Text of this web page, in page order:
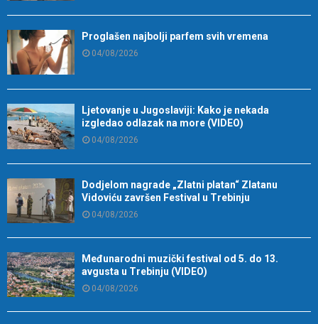
Proglašen najbolji parfem svih vremena
04/08/2026
Ljetovanje u Jugoslaviji: Kako je nekada
izgledao odlazak na more (VIDEO)
04/08/2026
Dodjelom nagrade „Zlatni platan“ Zlatanu
Vidoviću završen Festival u Trebinju
04/08/2026
Međunarodni muzički festival od 5. do 13.
avgusta u Trebinju (VIDEO)
04/08/2026